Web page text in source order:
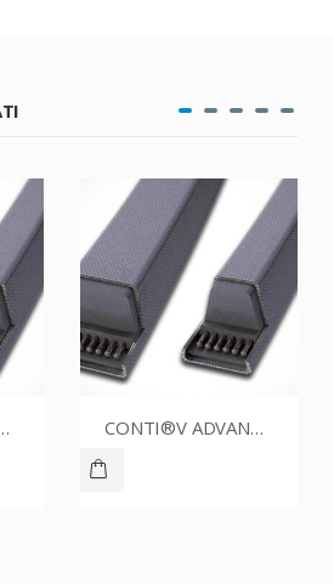
SPZ1250CR CONTI®V ADVANCE SPZ1787CR